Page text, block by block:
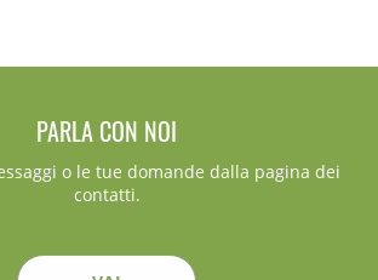
PARLA CON NOI
o le tue domande dalla pagina dei
contatti.